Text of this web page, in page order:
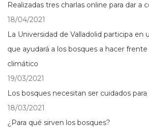
Realizadas tres charlas online para dar a
18/04/2021
La Universidad de Valladolid participa en
que ayudará a los bosques a hacer
climático
19/03/2021
Los bosques necesitan ser cuidados
18/03/2021
¿Para qué sirven los bosques?